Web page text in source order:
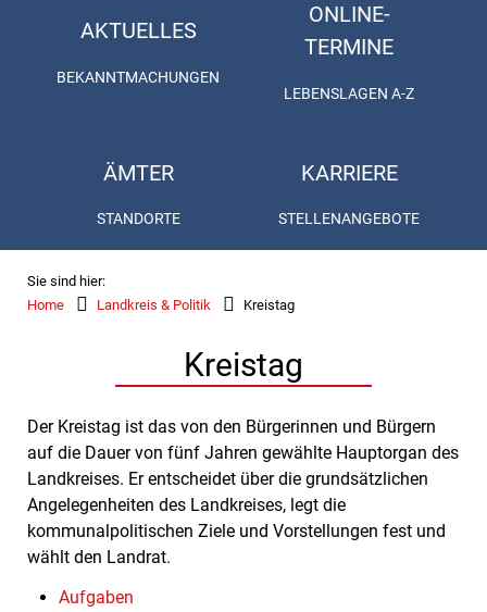
AKTUELLES
BEKANNTMACHUNGEN
ONLINE-
TERMINE
LEBENSLAGEN A-Z
ÄMTER
STANDORTE
KARRIERE
STELLENANGEBOTE
Sie sind hier:
Home
Landkreis & Politik Kreistag
Kreistag
Der Kreistag ist das von den Bürgerinnen und Bürgern
auf die Dauer von fünf Jahren gewählte Hauptorgan des
Landkreises. Er entscheidet über die grundsätzlichen
Angelegenheiten des Landkreises, legt die
kommunalpolitischen Ziele und Vorstellungen fest und
wählt den Landrat.
Aufgaben